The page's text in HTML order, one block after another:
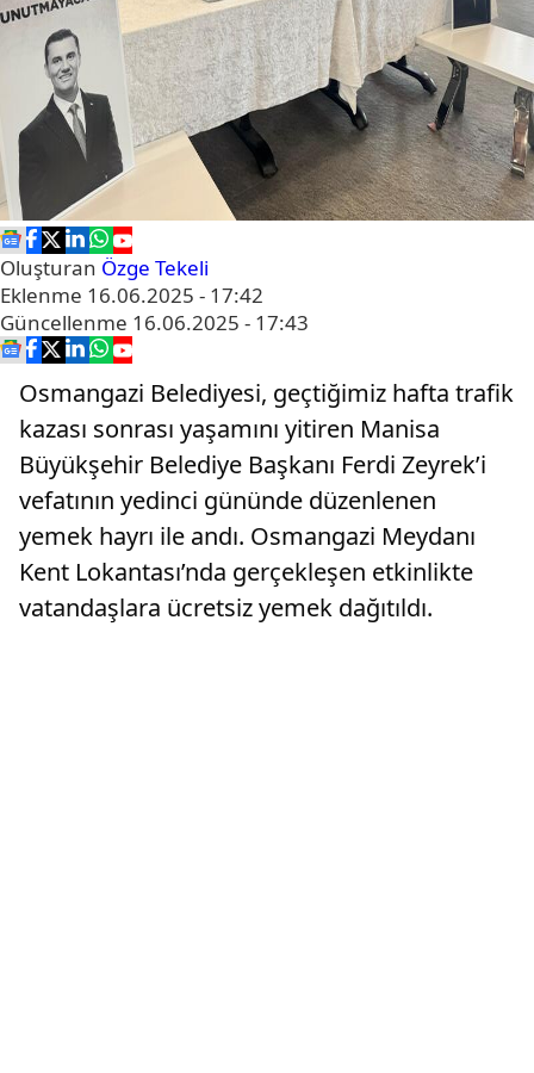
Oluşturan Özge Tekeli
Eklenme 16.06.2025 - 17:42
Güncellenme 16.06.2025 - 17:43
Osmangazi Belediyesi, geçtiğimiz hafta trafik
kazası sonrası yaşamını yitiren Manisa
Büyükşehir Belediye Başkanı Ferdi Zeyrek’i
vefatının yedinci gününde düzenlenen
yemek hayrı ile andı. Osmangazi Meydanı
Kent Lokantası’nda gerçekleşen etkinlikte
vatandaşlara ücretsiz yemek dağıtıldı.